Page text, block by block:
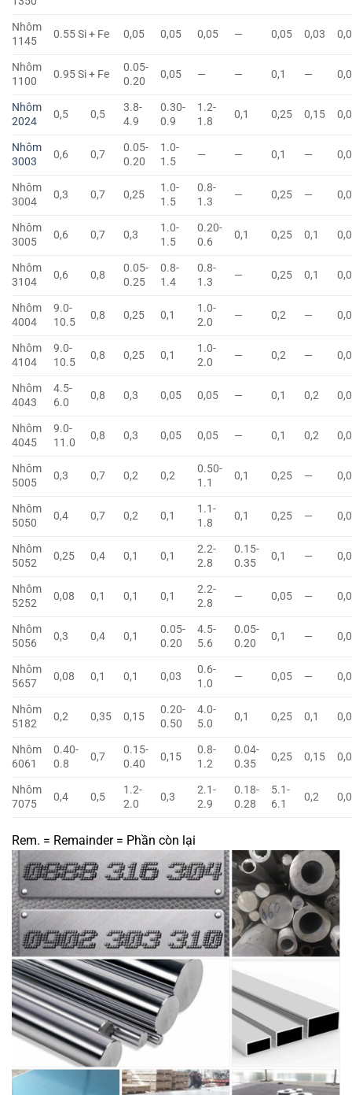
Nhôm
1145
0.55 Si + Fe 0,05 0,05 0,05 — 0,05 0,03
Nhôm
1100
0.95 Si + Fe
0.05-
0.20
0,05 — — 0,1 —
Nhôm
2024
0,5 0,5
3.8-
4.9
0.30-
0.9
1.2-
1.8
0,1 0,25 0,15
Nhôm
3003
0,6 0,7
0.05-
0.20
1.0-
1.5
— — 0,1 —
Nhôm
3004
0,3 0,7 0,25
1.0-
1.5
0.8-
1.3
— 0,25 —
Nhôm
3005
0,6 0,7 0,3
1.0-
1.5
0.20-
0.6
0,1 0,25 0,1
Nhôm
3104
0,6 0,8
0.05-
0.25
0.8-
1.4
0.8-
1.3
— 0,25 0,1
Nhôm
4004
9.0-
10.5
0,8 0,25 0,1
1.0-
2.0
— 0,2 —
Nhôm
4104
9.0-
10.5
0,8 0,25 0,1
1.0-
2.0
— 0,2 —
Nhôm
4043
4.5-
6.0
0,8 0,3 0,05 0,05 — 0,1 0,2
Nhôm
4045
9.0-
11.0
0,8 0,3 0,05 0,05 — 0,1 0,2
Nhôm
5005
0,3 0,7 0,2 0,2
0.50-
1.1
0,1 0,25 —
Nhôm
5050
0,4 0,7 0,2 0,1
1.1-
1.8
0,1 0,25 —
Nhôm
5052
0,25 0,4 0,1 0,1
2.2-
2.8
0.15-
0.35
0,1 —
Nhôm
5252
0,08 0,1 0,1 0,1
2.2-
2.8
— 0,05 —
Nhôm
5056
0,3 0,4 0,1
0.05-
0.20
4.5-
5.6
0.05-
0.20
0,1 —
Nhôm
5657
0,08 0,1 0,1 0,03
0.6-
1.0
— 0,05 —
Nhôm
5182
0,2 0,35 0,15
0.20-
0.50
4.0-
5.0
0,1 0,25 0,1
Nhôm
6061
0.40-
0.8
0,7
0.15-
0.40
0,15
0.8-
1.2
0.04-
0.35
0,25 0,15
Nhôm
7075
0,4 0,5
1.2-
2.0
0,3
2.1-
2.9
0.18-
0.28
5.1-
6.1
0,2
Rem. = Remainder = Phần còn lại